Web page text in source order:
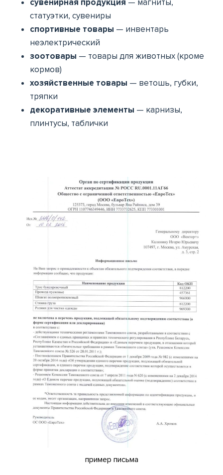
сувенирная продукция — магниты,
статуэтки, сувениры
спортивные товары — инвентарь
неэлектрический
зоотовары — товары для животных (кроме
кормов)
хозяйственные товары — ветошь, губки,
тряпки
декоративные элементы — карнизы,
плинтусы, таблички
пример письма